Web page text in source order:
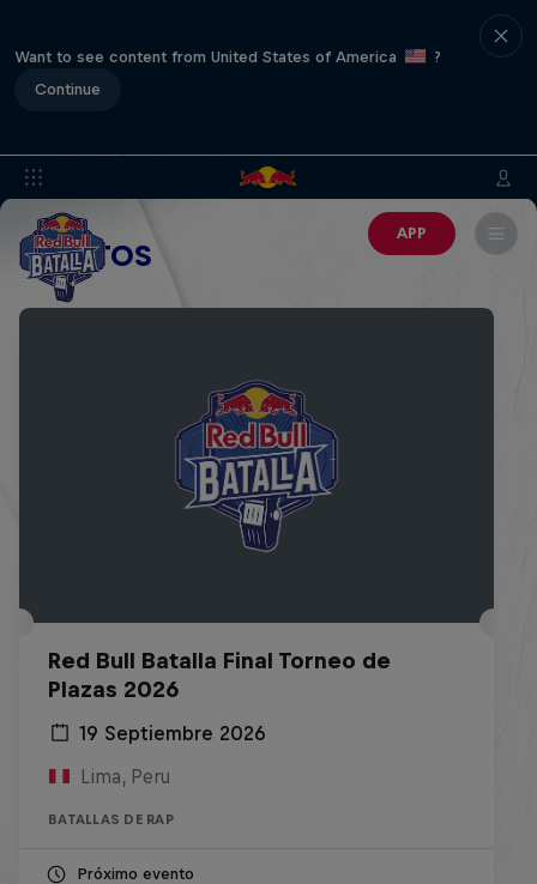
Want to see content from United States of America
?
Continue
APP
EVENTOS
Red Bull Batalla Final Torneo de
Plazas 2026
19 Septiembre 2026
Lima, Peru
BATALLAS DE RAP
Próximo evento